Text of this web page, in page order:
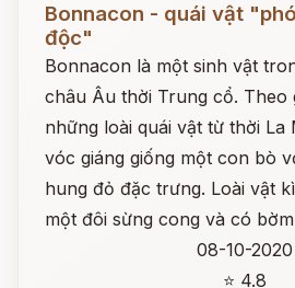
Bonnacon - quái vật
độc"
Bonnacon là một sinh vật
châu Âu thời Trung cổ. Theo
những loài quái vật từ thời La
vóc giáng giống một con bò
hung đỏ đặc trưng. Loài vật
một đôi sừng cong và có
08-10-2020
⭐ 4.8